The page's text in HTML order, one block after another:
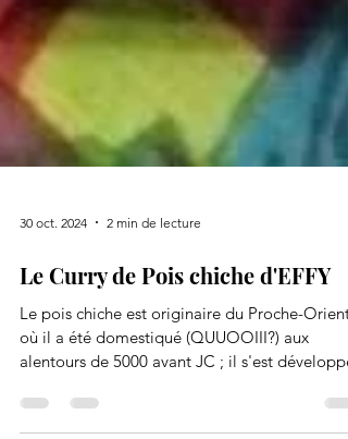
30 oct. 2024 2 min de lecture
Le Curry de Pois chiche d'EFFY
Le pois chiche est originaire du Proche-Orient
alentours de 5000 avant JC ; il s'est